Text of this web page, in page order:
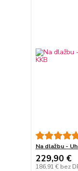
Na dlažbu -
229,90 €
186,91 € bez